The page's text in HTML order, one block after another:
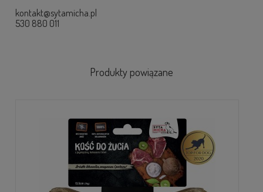
kontakt@sytamicha.pl
530 880 011
Produkty powiązane